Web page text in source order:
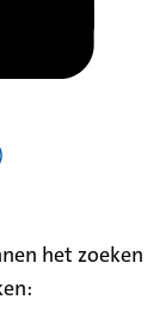
het zoeken